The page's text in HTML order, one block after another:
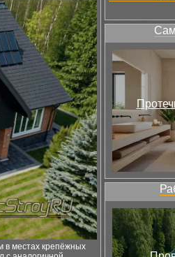
в местах крепёжных